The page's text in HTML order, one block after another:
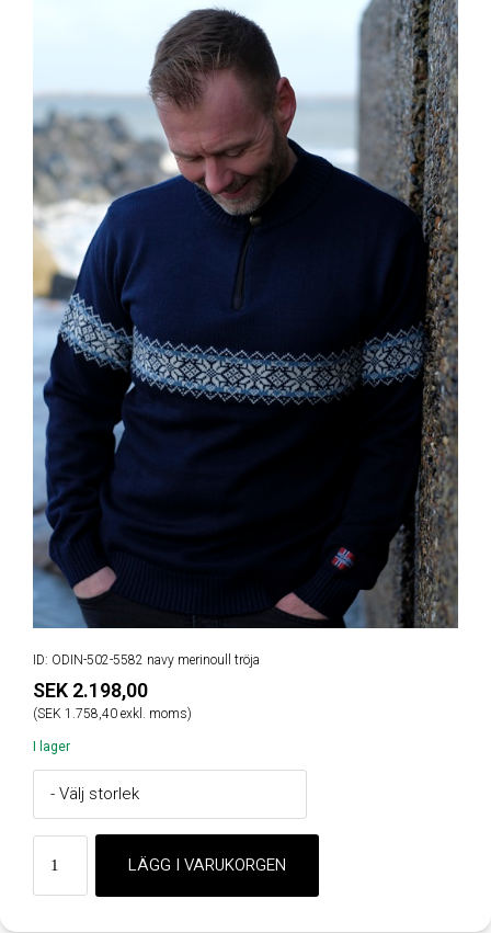
ID: ODIN-502-5582 navy merinoull tröja
SEK 2.198,00
(SEK 1.758,40 exkl. moms)
I lager